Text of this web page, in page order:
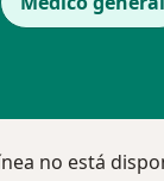
no está